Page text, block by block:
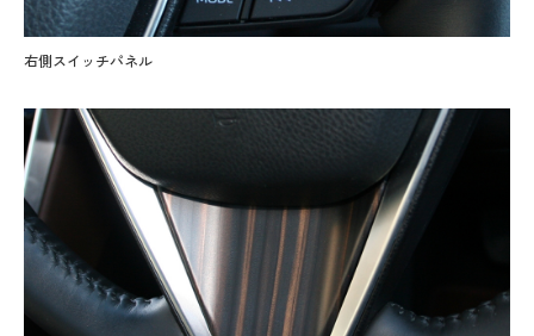
右側スイッチパネル